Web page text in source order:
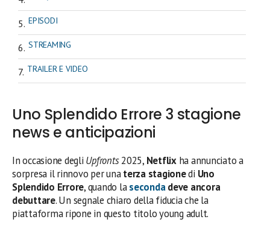
EPISODI
STREAMING
TRAILER E VIDEO
Uno Splendido Errore 3 stagione
news e anticipazioni
In occasione degli Upfronts2025, Netflixha annunciato a
sorpresa il rinnovo per unaterza stagionedi Uno
Splendido Errore, quando lasecondadeve ancora
debuttare. Un segnale chiaro della fiducia che la
piattaforma ripone in questo titolo young adult.